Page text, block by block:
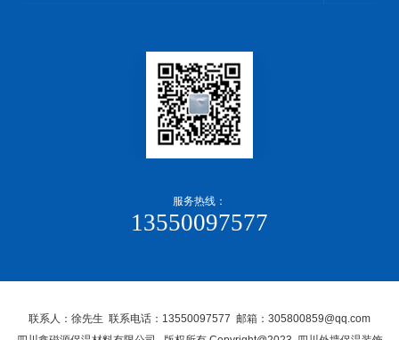
服务热线：
13550097577
联系人：徐先生 联系电话：13550097577 邮箱：305800859@qq.com